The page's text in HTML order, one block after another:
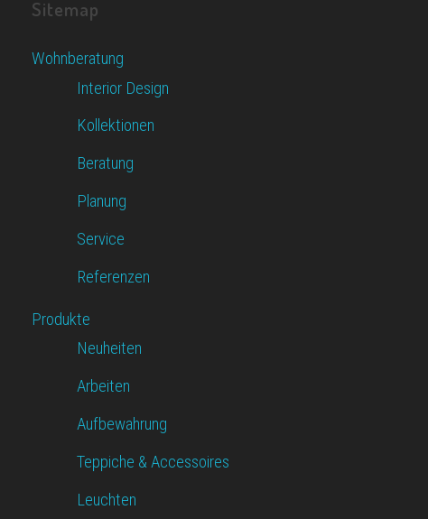
Sitemap
Wohnberatung
Interior Design
Kollektionen
Beratung
Planung
Service
Referenzen
Produkte
Neuheiten
Arbeiten
Aufbewahrung
Teppiche & Accessoires
Leuchten